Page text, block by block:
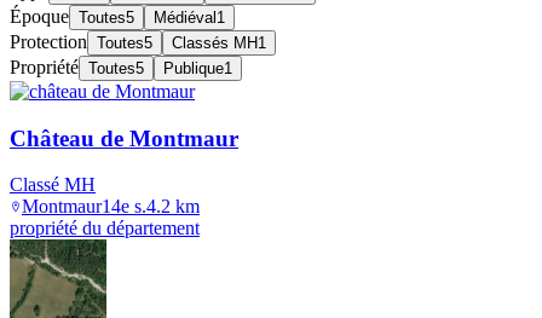
Époque Toutes5 Médiéval 1
Protection Toutes5 Classés MH1
Propriété Toutes5 Publique1
Château de Montmaur
Classé MH
Montmaur14e s.4.2 km
propriété du département